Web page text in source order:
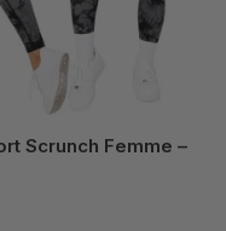
Scrunch Femme –